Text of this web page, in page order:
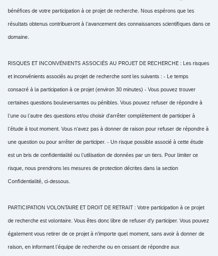
bénéfices de votre participation à ce projet de recherche. Nous espérons que les
résultats obtenus contribueront à l’avancement des connaissances scientifiques dans ce
domaine.
RISQUES ET INCONVÉNIENTS ASSOCIÉS AU PROJET DE RECHERCHE : Les risques
et inconvénients associés au projet de recherche sont les suivants : - Le temps
consacré à la participation à ce projet (environ 30 minutes) - Vous pouvez trouver
certaines questions bouleversantes ou pénibles. Vous pouvez refuser de répondre à
l'une ou l'autre des questions et/ou choisir d'arrêter complètement de participer à
l'étude à tout moment. Vous n'avez pas à donner de raison pour refuser de répondre à
une question ou pour arrêter de participer. - Un risque possible associé à cette étude
est un bris de confidentialité ou l'utilisation de données par un tiers. Pour limiter ce
risque, nous prendrons les mesures de protection décrites dans la section
Confidentialité, ci-dessous.
PARTICIPATION VOLONTAIRE ET DROIT DE RETRAIT : Votre participation à ce projet
de recherche est volontaire. Vous êtes donc libre de refuser d’y participer. Vous pouvez
également vous retirer de ce projet à n’importe quel moment, sans avoir à donner de
raison, en informant l'équipe de recherche ou en cessant de répondre aux